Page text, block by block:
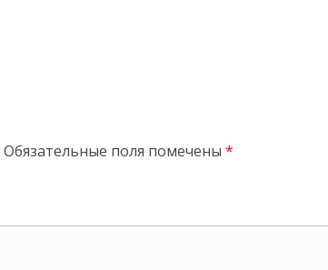
Обязательные поля помечены *